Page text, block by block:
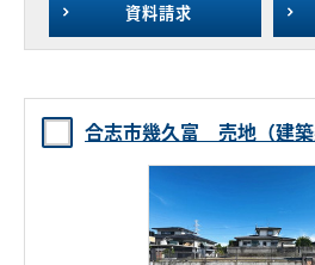
資料請求
合志市幾久富 売地（建築